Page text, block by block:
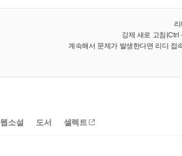
강제 새로 고침(Ctrl
계속해서 문제가 발생한다면 리디 접
웹소설 도서 셀렉트